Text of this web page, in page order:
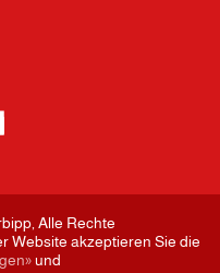
Alle Rechte
Website akzeptieren Sie die
und